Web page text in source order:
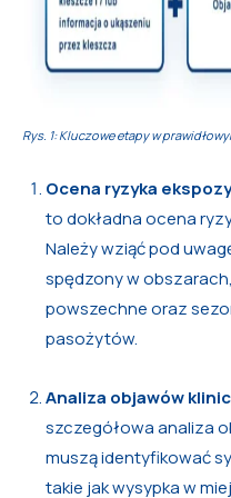
Rys. 1: Kluczowe etapy w
Ocena ryzyka
to dokładna ocena
Należy wziąć pod
spędzony w
powszechne oraz
pasożytów.
Analiza objawów
szczegółowa analiza
muszą identyfikować
takie jak wysypka w